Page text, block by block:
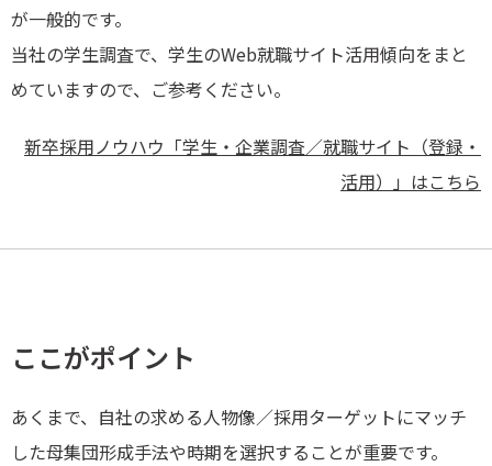
が一般的です。
当社の学生調査で、学生のWeb就職サイト活用傾向をまと
めていますので、ご参考ください。
新卒採用ノウハウ「学生・企業調査／就職サイト（登録・
活用）」はこちら
ここがポイント
あくまで、自社の求める人物像／採用ターゲットにマッチ
した母集団形成手法や時期を選択することが重要です。